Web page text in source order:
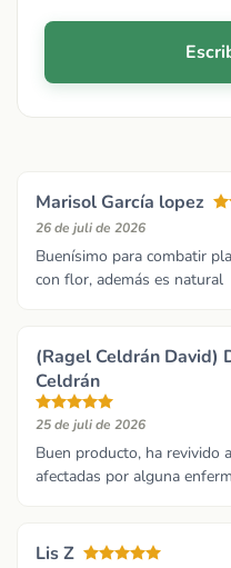
Marisol García lopez
26 de juli de 2026
Buenísimo para combatir
con flor, además es natural
(Ragel Celdrán David)
Celdrán
25 de juli de 2026
Buen producto, ha revivido
afectadas por alguna
Lis Z